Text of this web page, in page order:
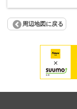
周辺地図に戻る